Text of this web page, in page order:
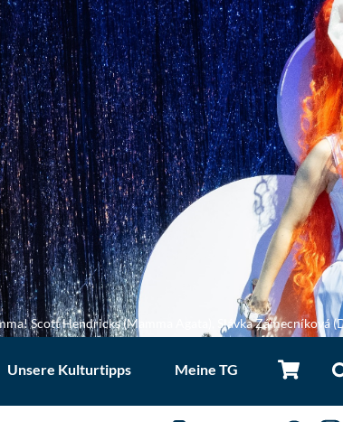
Scott Hendricks (Mamma Agata), Slávka Zámecníková
Unsere Kulturtipps Meine TG